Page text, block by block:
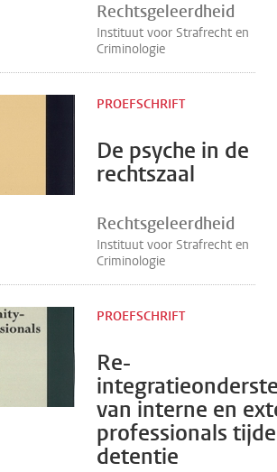
Rechtsgeleerdheid
Instituut voor Strafrecht en
Criminologie
De psyche in de
rechtszaal
PROEFSCHRIFT
Rechtsgeleerdheid
Instituut voor Strafrecht en
Criminologie
Re-
van interne en
professionals
detentie
PROEFSCHRIFT